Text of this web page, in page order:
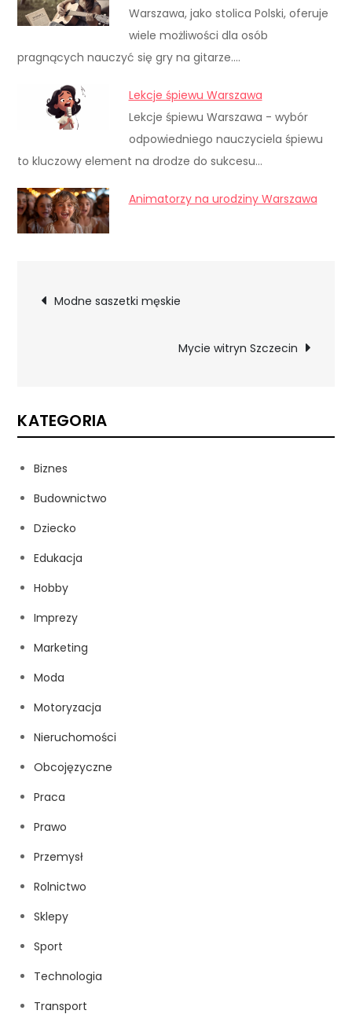
Warszawa, jako stolica Polski, oferuje
wiele możliwości dla osób
pragnących nauczyć się gry na gitarze.…
Lekcje śpiewu Warszawa
Lekcje śpiewu Warszawa - wybór
odpowiedniego nauczyciela śpiewu
to kluczowy element na drodze do sukcesu…
Animatorzy na urodziny Warszawa
Nawigacja
Modne saszetki męskie
Mycie witryn Szczecin
KATEGORIA
Biznes
Budownictwo
Dziecko
Edukacja
Hobby
Imprezy
Marketing
Moda
Motoryzacja
Nieruchomości
Obcojęzyczne
Praca
Prawo
Przemysł
Rolnictwo
Sklepy
Sport
Technologia
Transport